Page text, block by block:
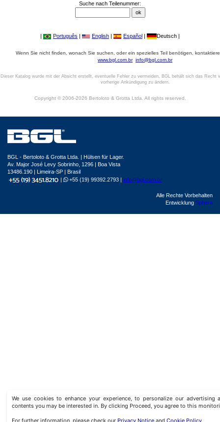
Suche nach Teilenummer:
| Português | English | Español | Deutsch |
Wenn Sie nicht finden, wonach Sie suchen, oder ein spezielles Teil benötigen,
www.bgl.com.br info@bgl.com.br
Dieser Katalog wurde mit der Absicht erstellt, eventuelle Fehler zu vermeiden. BGL behält sich das Recht
vorherige Ankündigung zu ändern.
Copyright © 2006-2026 Bertoloto & Grotta Ltda. All rights reserved.
We use cookies to enhance your experience, to personalize our advertising
contents you may be interested in. By clicking Proceed, you agree to this
For further information, please check our Privacy Notice andCookie Policy
BGL - Bertoloto & Grotta Ltda. | Hülsen für Lager.
Av. Major José Levy Sobrinho, 1296 | Boa Vista
13486.190 | Limeira-SP | Brasil
|
+55 (19) 99392.2793 | info@bgl.com.br
Alle Rechte Vorbehalten
Entwicklung Sphera